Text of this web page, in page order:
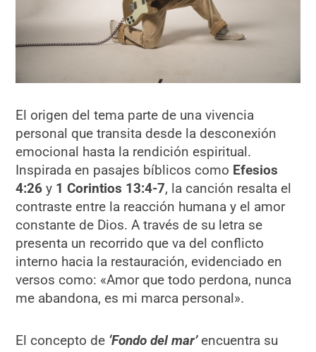
El origen del tema parte de una vivencia
personal que transita desde la desconexión
emocional hasta la rendición espiritual.
Inspirada en pasajes bíblicos como Efesios
4:26y 1 Corintios 13:4-7, la canción resalta el
contraste entre la reacción humana y el amor
constante de Dios. A través de su letra se
presenta un recorrido que va del conflicto
interno hacia la restauración, evidenciado en
versos como: «Amor que todo perdona, nunca
me abandona, es mi marca personal».
El concepto de ‘Fondo del mar’ encuentra su